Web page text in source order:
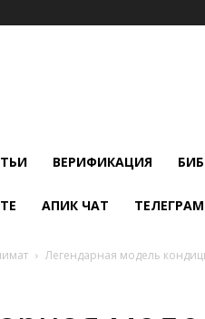
ВЕРИФИКАЦИЯ
АПИК ЧАТ
Легендарная модель